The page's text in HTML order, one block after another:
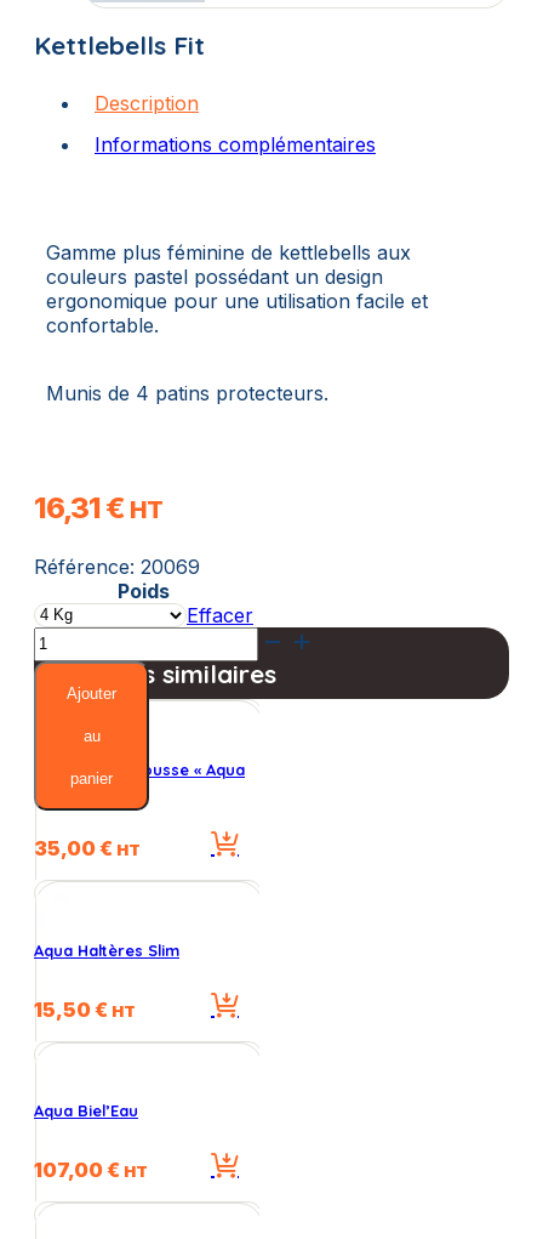
Kettlebells Fit
Description
Informations complémentaires
Gamme plus féminine de kettlebells aux
couleurs pastel possédant un design
ergonomique pour une utilisation facile et
confortable.
Munis de 4 patins protecteurs.
16,31€ HT
Référence: 20069
Poids
Effacer
quantité
de
Kettlebells
Ajouter
au
panier
Produits similaires
Haltères en Mousse « Aqua
Fight »
35,00€ HT
Aqua Haltères Slim
15,50€ HT
Aqua Biel’Eau
107,00€ HT